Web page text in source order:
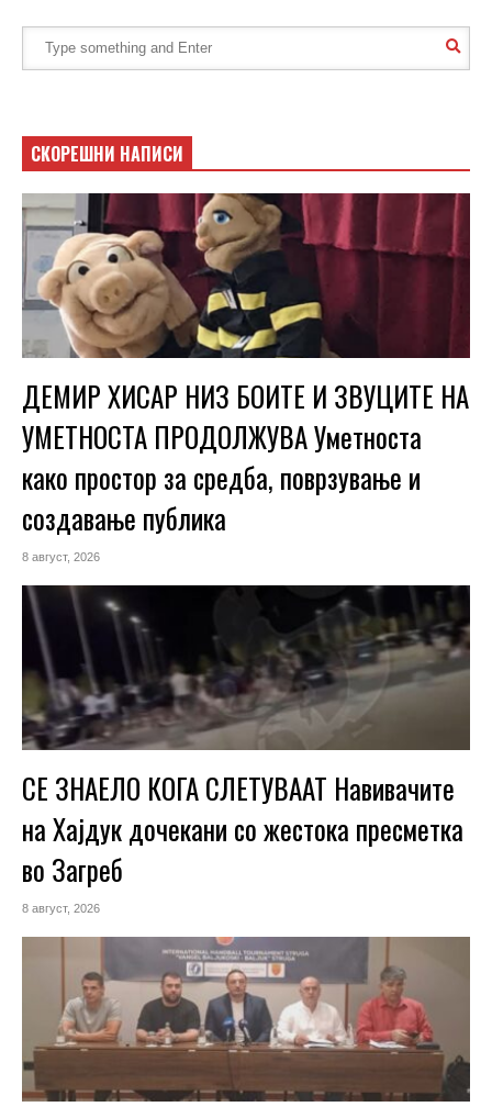
СКОРЕШНИ НАПИСИ
ДЕМИР ХИСАР НИЗ БОИТЕ И ЗВУЦИТЕ НА
УМЕТНОСТА ПРОДОЛЖУВА Уметноста
како простор за средба, поврзување и
создавање публика
8 август, 2026
СЕ ЗНАЕЛО КОГА СЛЕТУВААТ Навивачите
на Хајдук дочекани со жестока пресметка
во Загреб
8 август, 2026